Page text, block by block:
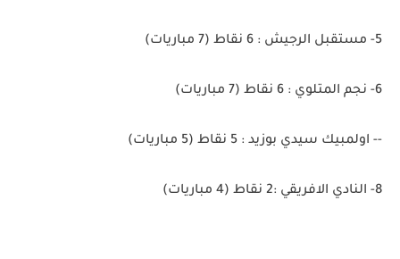
5- مستقبل الرجيش : 6 نقاط (7 مباريات)
6- نجم المتلوي : 6 نقاط (7 مباريات)
-- اولمبيك سيدي بوزيد : 5 نقاط (5 مباريات)
8- النادي الافريقي :2 نقاط (4 مباريات)